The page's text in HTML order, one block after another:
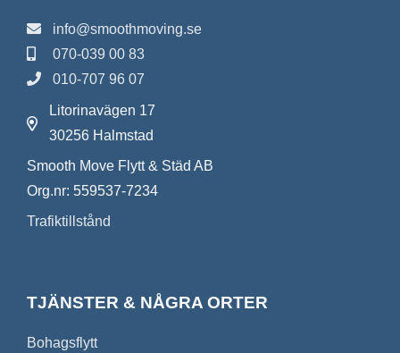
info@smoothmoving.se
070-039 00 83
010-707 96 07
Litorinavägen 17
30256 Halmstad
Smooth Move Flytt & Städ AB
Org.nr: 559537-7234
Trafiktillstånd
TJÄNSTER & NÅGRA ORTER
Bohagsflytt